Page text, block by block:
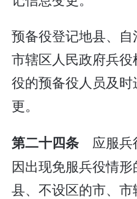
预备役登记地县、自
市辖区人民政府兵
役的预备役人员及
更。
第二十四条 应服
因出现免服兵役情
县、不设区的市、